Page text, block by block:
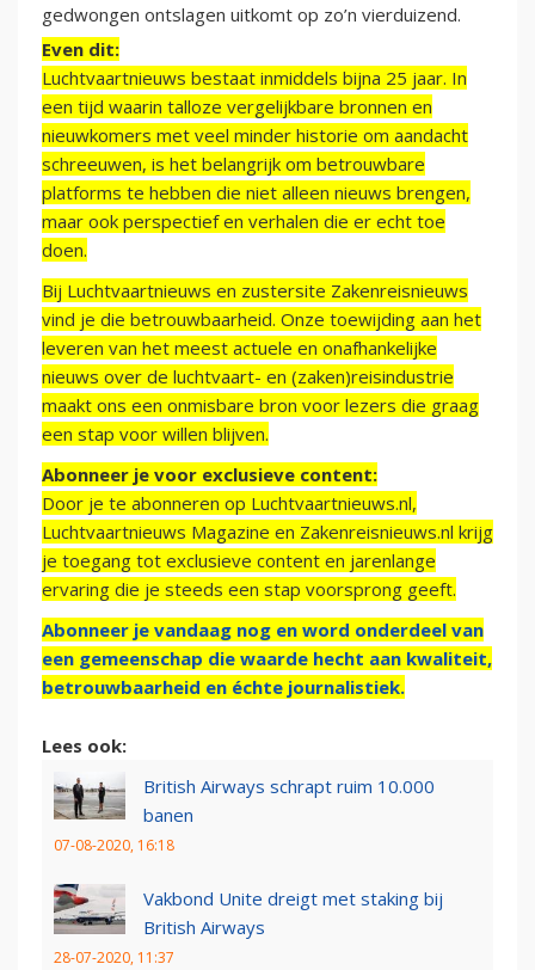
gedwongen ontslagen uitkomt op zo’n vierduizend.
Even dit:
Luchtvaartnieuws bestaat inmiddels bijna 25 jaar. In
een tijd waarin talloze vergelijkbare bronnen en
nieuwkomers met veel minder historie om aandacht
schreeuwen, is het belangrijk om betrouwbare
platforms te hebben die niet alleen nieuws brengen,
maar ook perspectief en verhalen die er echt toe
doen.
Bij Luchtvaartnieuws en zustersite Zakenreisnieuws
vind je die betrouwbaarheid. Onze toewijding aan het
leveren van het meest actuele en onafhankelijke
nieuws over de luchtvaart- en (zaken)reisindustrie
maakt ons een onmisbare bron voor lezers die graag
een stap voor willen blijven.
Abonneer je voor exclusieve content:
Door je te abonneren op Luchtvaartnieuws.nl,
Luchtvaartnieuws Magazine en Zakenreisnieuws.nl krijg
je toegang tot exclusieve content en jarenlange
ervaring die je steeds een stap voorsprong geeft.
Abonneer je vandaag nog en word onderdeel van
een gemeenschap die waarde hecht aan kwaliteit,
betrouwbaarheid en échte journalistiek.
Lees ook:
British Airways schrapt ruim 10.000
banen
07-08-2020, 16:18
Vakbond Unite dreigt met staking bij
British Airways
28-07-2020, 11:37